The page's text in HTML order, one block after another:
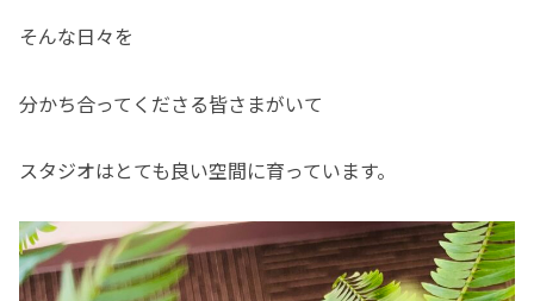
そんな日々を
分かち合ってくださる皆さまがいて
スタジオはとても良い空間に育っています。